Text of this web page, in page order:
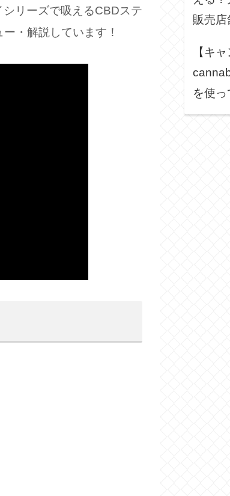
リーズで吸えるCBDステ
・解説しています！
販売店
【キ
を使